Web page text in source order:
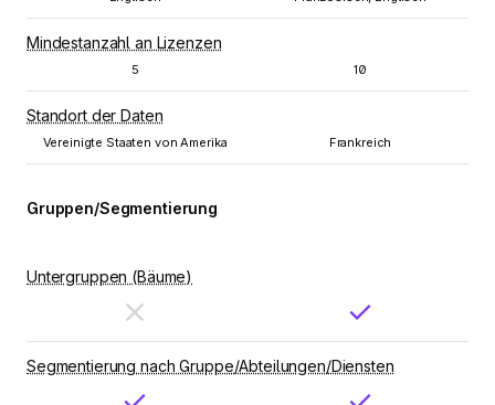
Mindestanzahl an Lizenzen
5 10
Standort der Daten
Vereinigte Staaten von Amerika Frankreich
Gruppen/Segmentierung
Untergruppen (Bäume)
Segmentierung nach Gruppe/Abteilungen/Diensten